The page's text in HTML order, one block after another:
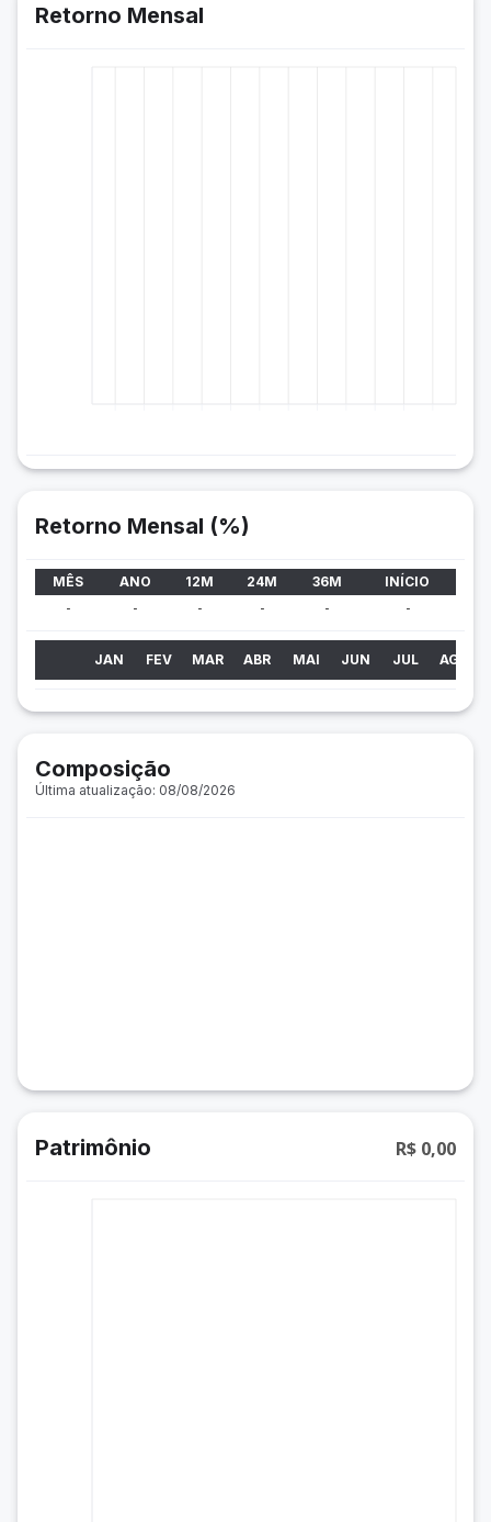
Retorno Mensal
Retorno Mensal (%)
MÊS ANO 12M 24M 36M INÍCIO
- - - - - -
JAN FEV MAR ABR MAI JUN JUL AGO
Composição
Última atualização: 08/08/2026
Patrimônio R$ 0,00